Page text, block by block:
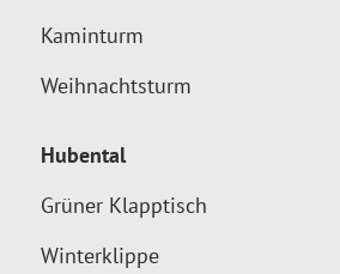
Kaminturm
Weihnachtsturm
Hubental
Grüner Klapptisch
Winterklippe